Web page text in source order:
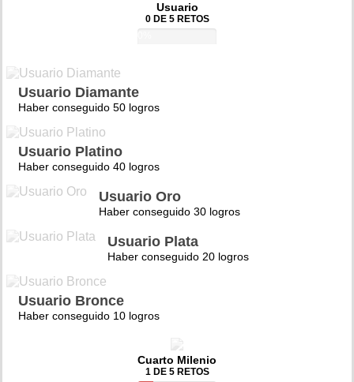
Usuario
0 DE 5 RETOS
Usuario Diamante
Haber conseguido 50 logros
Usuario Platino
Haber conseguido 40 logros
Usuario Oro
Haber conseguido 30 logros
Usuario Plata
Haber conseguido 20 logros
Usuario Bronce
Haber conseguido 10 logros
Cuarto Milenio
1 DE 5 RETOS